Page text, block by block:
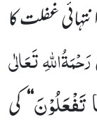
غفلت کا
رَحْمَۃُاللّٰہِ تَعَالٰی
تَفْعَلُوْنَ‘‘کی